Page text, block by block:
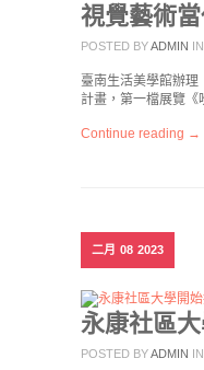
視覺藝術
POSTED BYADMIN IN
臺南生活美學館辦
計畫，第一檔展覽
Continue reading →
二月 08 2023
永康社區
POSTED BYADMIN IN